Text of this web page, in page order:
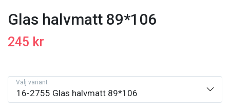
Glas halvmatt 89*106
245 kr
16-2755 Glas halvmatt 89*106
Välj variant